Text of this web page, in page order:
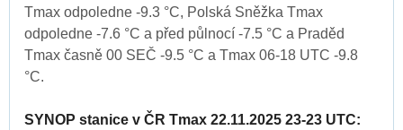
Tmax odpoledne -9.3 °C, Polská Sněžka Tmax
odpoledne -7.6 °C a před půlnocí -7.5 °C a Praděd
Tmax časně 00 SEČ -9.5 °C a Tmax 06-18 UTC -9.8
°C.
SYNOP stanice v ČR Tmax 22.11.2025 23-23 UTC: